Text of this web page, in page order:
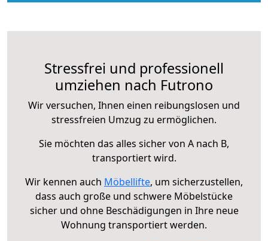
Stressfrei und professionell
umziehen nach Futrono
Wir versuchen, Ihnen einen reibungslosen und
stressfreien Umzug zu ermöglichen.
Sie möchten das alles sicher von A nach B,
transportiert wird.
Wir kennen auch Möbellifte, um sicherzustellen,
dass auch große und schwere Möbelstücke
sicher und ohne Beschädigungen in Ihre neue
Wohnung transportiert werden.